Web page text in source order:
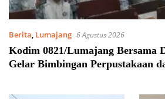
Berita, Lumajang 6 Agustus 2026
Kodim 0821/Lumajang Bersama
Gelar Bimbingan Perpustakaan